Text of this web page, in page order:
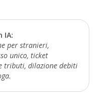
IA:
per stranieri,
unico, ticket
tributi, dilazione debiti